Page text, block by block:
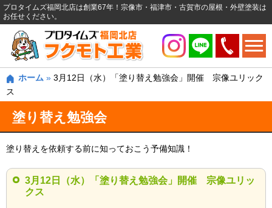
プロタイムズ福岡北店は創業67年！宗像市・福津市・古賀市の屋根・外壁塗装は
お任せください。
ホーム » 3月12日（水）「塗り替え勉強会」開催 宗像ユリック
ス
塗り替え勉強会
塗り替えを依頼する前に知っておこう予備知識！
3月12日（水）「塗り替え勉強会」開催 宗像ユリッ
クス